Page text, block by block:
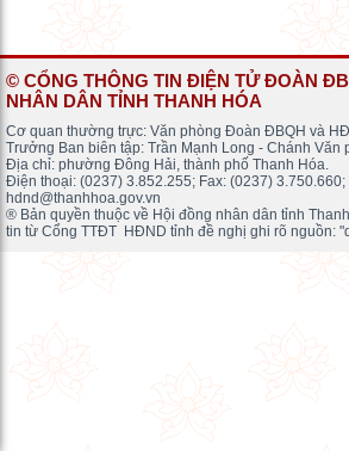
© CỔNG THÔNG TIN ĐIỆN TỬ ĐOÀN
NHÂN DÂN TỈNH THANH HÓA
Cơ quan thường trực: Văn phòng Đoàn ĐBQH và
Trưởng Ban biên tập: Trần Mạnh Long - Chánh Văn
Địa chỉ: phường Đông Hải, thành phố Thanh Hóa.
Điện thoại: (0237) 3.852.255; Fax: (0237) 3.750.660;
hdnd@thanhhoa.gov.vn
® Bản quyền thuộc về Hội đồng nhân dân tỉnh
tin từ Cổng TTĐT HĐND tỉnh đề nghị ghi rõ nguồn: